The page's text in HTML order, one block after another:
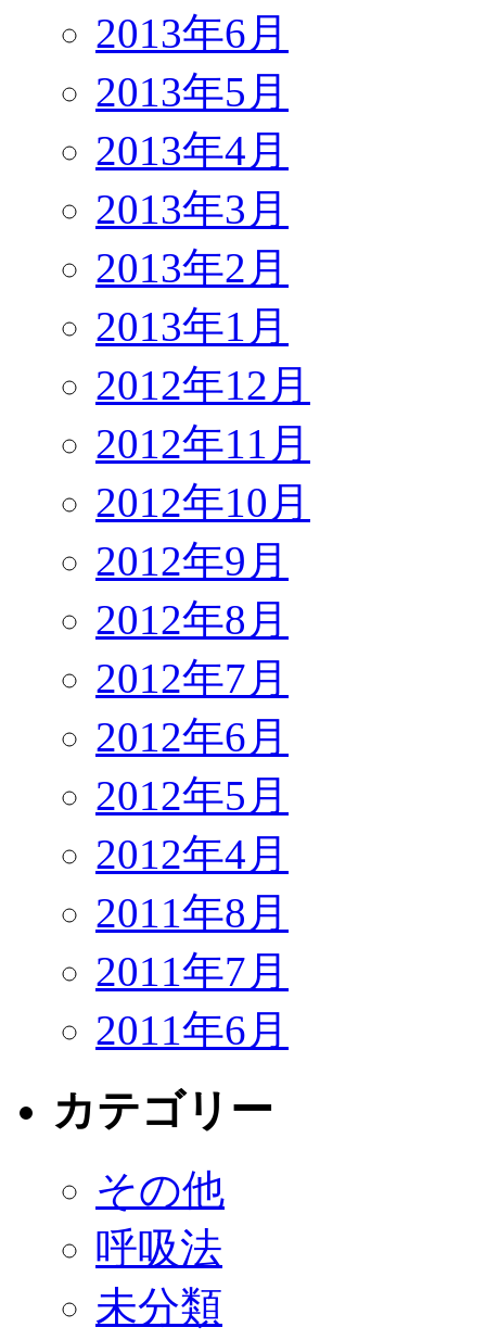
2013年6月
2013年5月
2013年4月
2013年3月
2013年2月
2013年1月
2012年12月
2012年11月
2012年10月
2012年9月
2012年8月
2012年7月
2012年6月
2012年5月
2012年4月
2011年8月
2011年7月
2011年6月
カテゴリー
その他
呼吸法
未分類